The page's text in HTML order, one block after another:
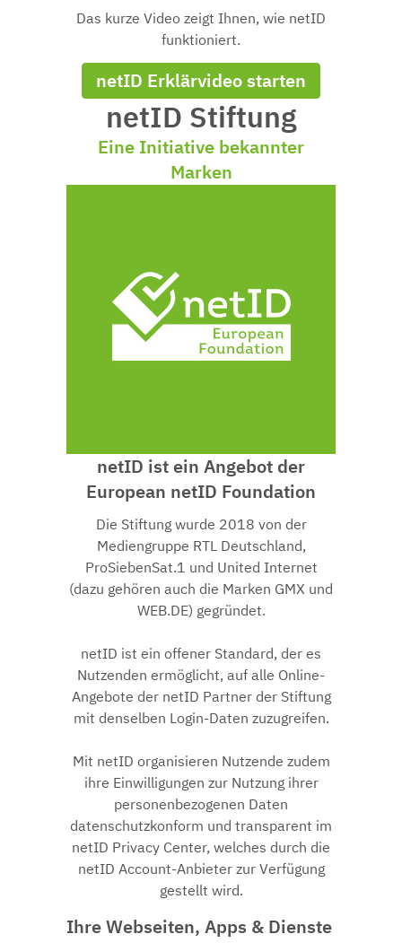
Das kurze Video zeigt Ihnen, wie netID
funktioniert.
netID Erklärvideo starten
netID Stiftung
Eine Initiative bekannter
Marken
netID ist ein Angebot der
European netID Foundation
Die Stiftung wurde 2018 von der
Mediengruppe RTL Deutschland,
ProSiebenSat.1 und United Internet
(dazu gehören auch die Marken GMX und
WEB.DE) gegründet.
netID ist ein offener Standard, der es
Nutzenden ermöglicht, auf alle Online-
Angebote der netID Partner der Stiftung
mit denselben Login-Daten zuzugreifen.
Mit netID organisieren Nutzende zudem
ihre Einwilligungen zur Nutzung ihrer
personenbezogenen Daten
datenschutzkonform und transparent im
netID Privacy Center, welches durch die
netID Account-Anbieter zur Verfügung
gestellt wird.
Ihre Webseiten, Apps & Dienste